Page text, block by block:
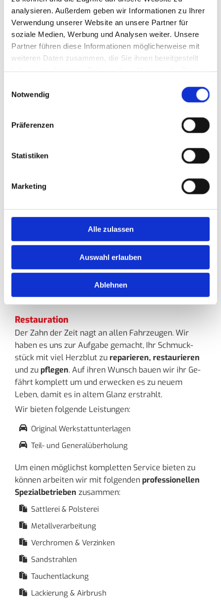
analysieren. Außerdem geben wir Informationen zu Ihrer
Verwendung unserer Website an unsere Partner für
soziale Medien, Werbung und Analysen weiter. Unsere
Partner führen diese Informationen möglicherweise mit
weiteren Daten zusammen, die Sie ihnen bereitgestellt
Notwendig
Präferenzen
Statistiken
Marketing
Alle zulassen
Auswahl erlauben
Ablehnen
Restauration
Der Zahn der Zeit nagt an allen Fahr­zeu­gen. Wir
haben es uns zur Auf­ga­be ge­macht, Ihr Schmuck­
stück mit viel Herz­blut zu re­pa­rie­ren, re­stau­rie­ren
und zu pfle­gen. Auf ihren Wunsch bauen wir ihr Ge­
fährt kom­plett um und er­we­cken es zu neuem
Leben, damit es in altem Glanz er­strahlt.
Wir bie­ten fol­gen­de Leis­tun­gen:
Original Werkstattunterlagen
Teil- und Generalüberholung
Um einen mög­lichst kom­plet­ten Ser­vice bie­ten zu
kön­nen ar­bei­ten wir mit fol­gen­den pro­fes­sio­nel­len
Spe­zi­al­be­trie­ben zu­sam­men:
Sattlerei & Polsterei
Metallverarbeitung
Verchromen & Verzinken
Sandstrahlen
Tauchentlackung
Lackierung & Airbrush